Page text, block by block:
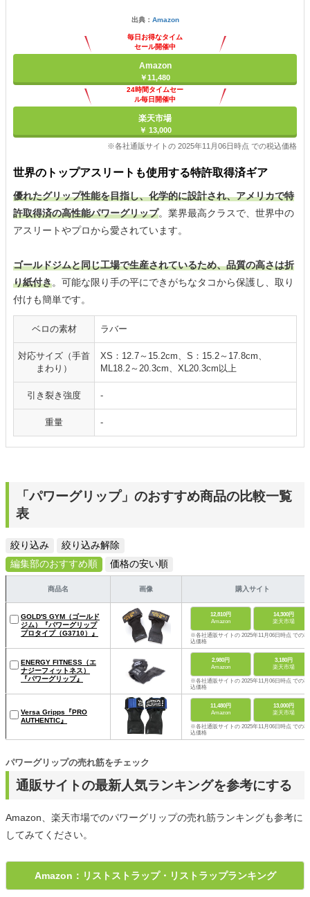
出典： Amazon
毎日お得なタイム
セール開催中
Amazon
￥11,480
24時間タイムセー
ル毎日開催中
楽天市場
￥ 13,000
※各社通販サイトの 2025年11月06日時点 での税込価格
世界のトップアスリートも使用する特許取得済ギア
優れたグリップ性能を目指し、化学的に設計され、アメリカで特
許取得済の高性能パワーグリップ。業界最高クラスで、世界中の
アスリートやプロから愛されています。
ゴールドジムと同じ工場で生産されているため、品質の高さは折
り紙付き。可能な限り手の平にできがちなタコから保護し、取り
付けも簡単です。
ベロの素材 ラバー
対応サイズ（手首
まわり）
XS：12.7～15.2cm、S：15.2～17.8cm、
ML18.2～20.3cm、XL20.3cm以上
引き裂き強度 ‐
重量 ‐
「パワーグリップ」のおすすめ商品の比較一覧
表
絞り込み
絞り込み解除
編集部のおすすめ順
価格の安い順
商品名 画像 購入サイト
GOLD'S GYM（ゴールド
ジム）『パワーグリップ
プロタイプ（G3710）』
12,810円
Amazon
14,300円
楽天市場
※各社通販サイトの 2025年11月06日時点 での税
込価格
ENERGY FITNESS（エ
ナジーフィットネス）
『パワーグリップ』
2,980円
Amazon
3,180円
楽天市場
※各社通販サイトの 2025年11月06日時点 での税
込価格
Versa Gripps『PRO
AUTHENTIC』
11,480円
Amazon
13,000円
楽天市場
※各社通販サイトの 2025年11月06日時点 での税
込価格
通販サイトの最新人気ランキングを参考にする
パワーグリップの売れ筋をチェック
Amazon、楽天市場でのパワーグリップの売れ筋ランキングも参考に
してみてください。
Amazon：リストストラップ・リストラップランキング